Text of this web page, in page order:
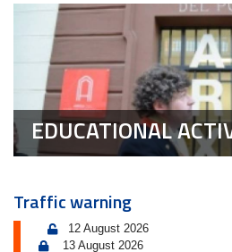
EDUCATIONAL
Traffic warning
12 August 2026
13 August 2026